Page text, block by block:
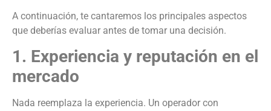
A continuación, te cantaremos los principales aspectos
que deberías evaluar antes de tomar una decisión.
1. Experiencia y reputación en el
mercado
Nada reemplaza la experiencia. Un operador con